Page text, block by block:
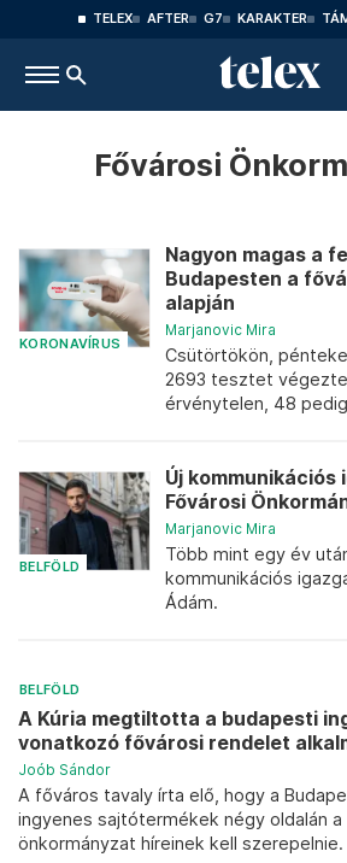
TELEX AFTER G7 KARAKTER
Fővárosi
KORONAVÍRUS
Nagyon magas a
Budapesten a
alapján
Marjanovic Mira
Csütörtökön,
2693 tesztet
érvénytelen, 48
BELFÖLD
Új kommunikációs
Fővárosi
Marjanovic Mira
Több mint egy év
kommunikációs
Ádám.
BELFÖLD
A Kúria megtiltotta a budapesti
vonatkozó fővárosi rendelet
Joób Sándor
A főváros tavaly írta elő, hogy a
ingyenes sajtótermékek négy oldalán
önkormányzat híreinek kell szerepelnie.